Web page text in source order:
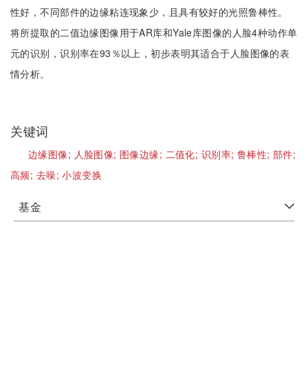
性好，不同部件的边缘粘连现象少，且具有较好的光照鲁棒性。
将所提取的二值边缘图像用于AR库和Yale库图像的人脸4种动作单
元的识别，识别率在93％以上，初步表明其适合于人脸图像的表
情分析。
关键词
边缘图像; 人脸图像; 图像边缘; 二值化; 识别率; 鲁棒性; 部件;
高频; 去噪;小波变换
基金